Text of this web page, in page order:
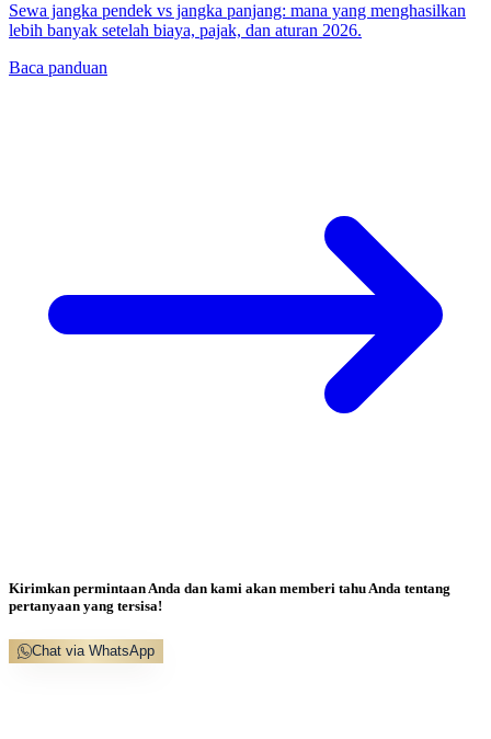
Sewa jangka pendek vs jangka panjang: mana yang menghasilkan
lebih banyak setelah biaya, pajak, dan aturan 2026.
Baca panduan
Kirimkan permintaan Anda dan kami akan memberi tahu Anda tentang
pertanyaan yang tersisa!
Chat via WhatsApp